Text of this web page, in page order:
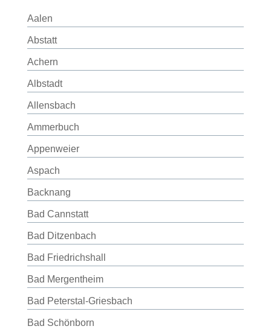
Aalen
Abstatt
Achern
Albstadt
Allensbach
Ammerbuch
Appenweier
Aspach
Backnang
Bad Cannstatt
Bad Ditzenbach
Bad Friedrichshall
Bad Mergentheim
Bad Peterstal-Griesbach
Bad Schönborn